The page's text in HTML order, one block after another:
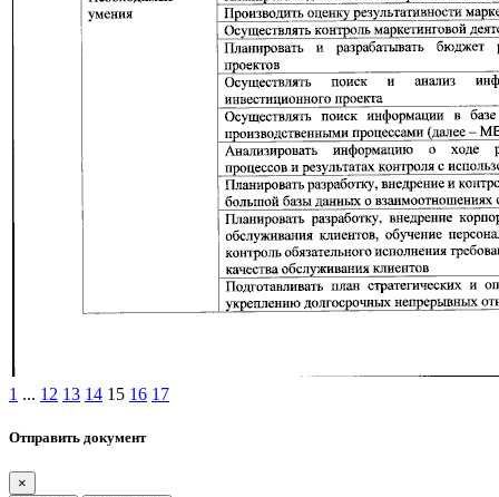
1 ... 12 13 14 15 16 17
Отправить документ
×